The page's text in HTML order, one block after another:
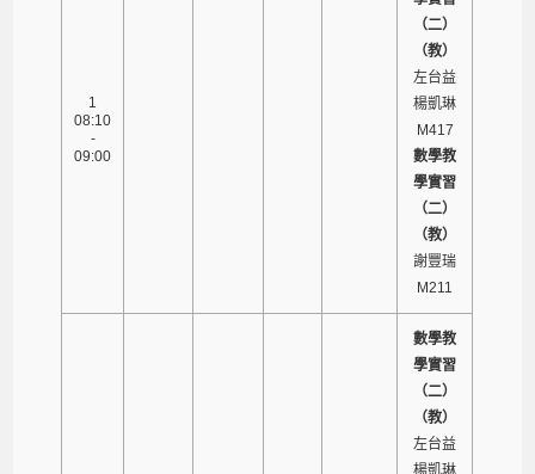
1
08:10
-
09:00
（二）
（教）
左台益
楊凱琳
M417
數學教
學實習
（二）
（教）
謝豐瑞
M211
數學教
學實習
（二）
（教）
左台益
楊凱琳